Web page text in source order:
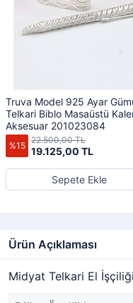
Truva Model 925 Ayar
Telkari Biblo Masaüstü
Aksesuar 201023084
%15 19.125,00 TL
22.500,00 TL
Sepete Ekle
Ürün Açıklaması
Midyat Telkari El